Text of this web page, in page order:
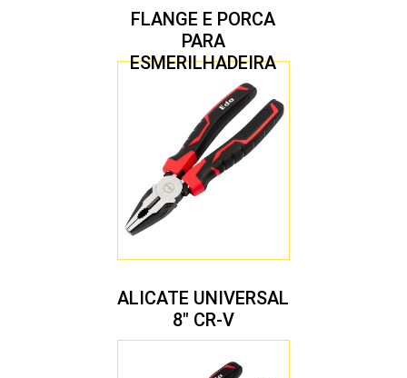
FLANGE E PORCA
PARA
ESMERILHADEIRA
4.1/2″ 20,00 MM
ALICATE UNIVERSAL
8″ CR-V